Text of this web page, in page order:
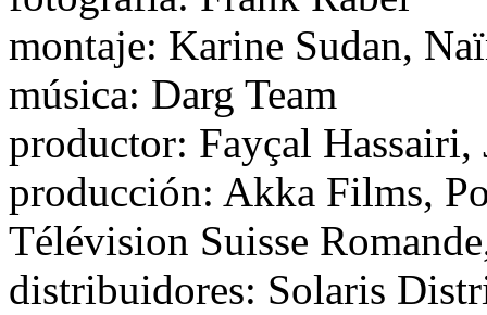
montaje: Karine Sudan,
música: Darg Team
productor: Fayçal Hassairi,
producción: Akka Films,
Télévision Suisse
distribuidores: Solaris